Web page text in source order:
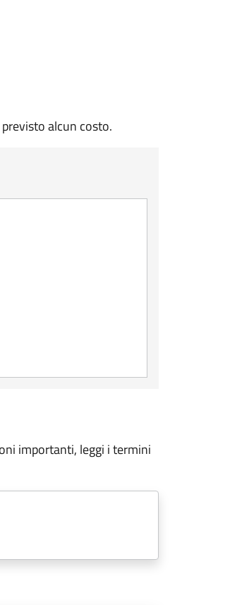
alcun costo.
importanti, leggi i termini